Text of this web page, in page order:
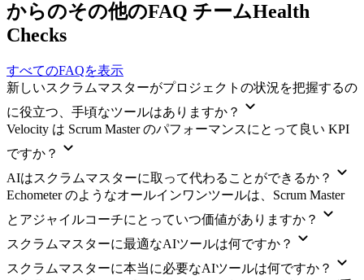
からのその他のFAQ チームHealth
Checks
すべてのFAQを表示
新しいスクラムマスターがプロジェクトの状況を把握するの
に役立つ、手頃なツールはありますか？
Velocity は Scrum Master のパフォーマンスにとって良い KPI
ですか？
AIはスクラムマスターに取って代わることができるか？
Echometer のようなオールインワンツールは、Scrum Master
とアジャイルコーチにとっていつ価値がありますか？
スクラムマスターに最適なAIツールは何ですか？
スクラムマスターに本当に必要なAIツールは何ですか？